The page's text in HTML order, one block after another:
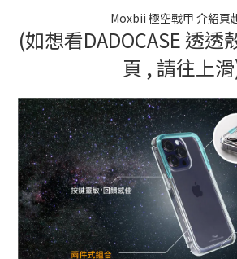
Moxbii 極空戰甲 介紹頁
(如想看DADOCASE 透透
頁 , 請往上